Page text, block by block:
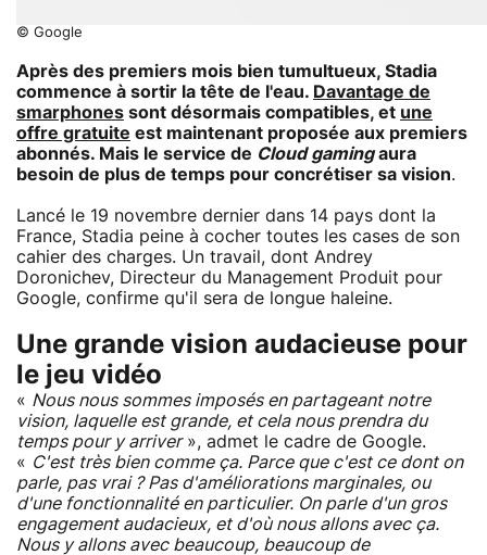
© Google
Après des premiers mois bien tumultueux, Stadia
commence à sortir la tête de l'eau. Davantage de
smarphones sont désormais compatibles, et une
offre gratuite est maintenant proposée aux premiers
abonnés. Mais le service de Cloud gamingaura
besoin de plus de temps pour concrétiser sa vision.
Lancé le 19 novembre dernier dans 14 pays dont la
France, Stadia peine à cocher toutes les cases de son
cahier des charges. Un travail, dont Andrey
Doronichev, Directeur du Management Produit pour
Google, confirme qu'il sera de longue haleine.
Une grande vision audacieuse pour
le jeu vidéo
« Nous nous sommes imposés en partageant notre
vision, laquelle est grande, et cela nous prendra du
temps pour y arriver», admet le cadre de Google.
« C'est très bien comme ça. Parce que c'est ce dont on
parle, pas vrai ? Pas d'améliorations marginales, ou
d'une fonctionnalité en particulier. On parle d'un gros
engagement audacieux, et d'où nous allons avec ça.
Nous y allons avec beaucoup, beaucoup de